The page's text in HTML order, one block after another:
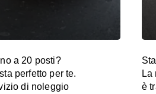
a 20 posti?
perfetto per te.
di noleggio
La
è